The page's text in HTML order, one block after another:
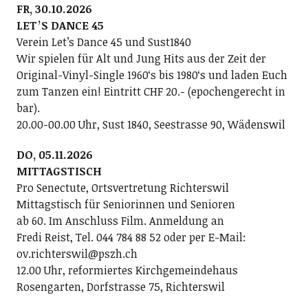
FR, 30.10.2026
LETʼS DANCE 45
Verein Letʼs Dance 45 und Sust1840
Wir spielen für Alt und Jung Hits aus der Zeit der
Original-Vinyl-Single 1960ʻs bis 1980ʻs und laden Euch
zum Tanzen ein! Eintritt CHF 20.- (epochengerecht in
bar).
20.00-00.00 Uhr, Sust 1840, Seestrasse 90, Wädenswil
DO, 05.11.2026
MITTAGSTISCH
Pro Senectute, Ortsvertretung Richterswil
Mittagstisch für Seniorinnen und Senioren
ab 60. Im Anschluss Film. Anmeldung an
Fredi Reist, Tel. 044 784 88 52 oder per E-Mail:
ov.richterswil@pszh.ch
12.00 Uhr, reformiertes Kirchgemeindehaus
Rosengarten, Dorfstrasse 75, Richterswil